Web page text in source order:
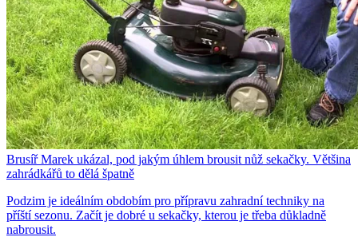
Brusíř Marek ukázal, pod jakým úhlem brousit nůž sekačky. Většina
zahrádkářů to dělá špatně
Podzim je ideálním obdobím pro přípravu zahradní techniky na
příští sezonu. Začít je dobré u sekačky, kterou je třeba důkladně
nabrousit.